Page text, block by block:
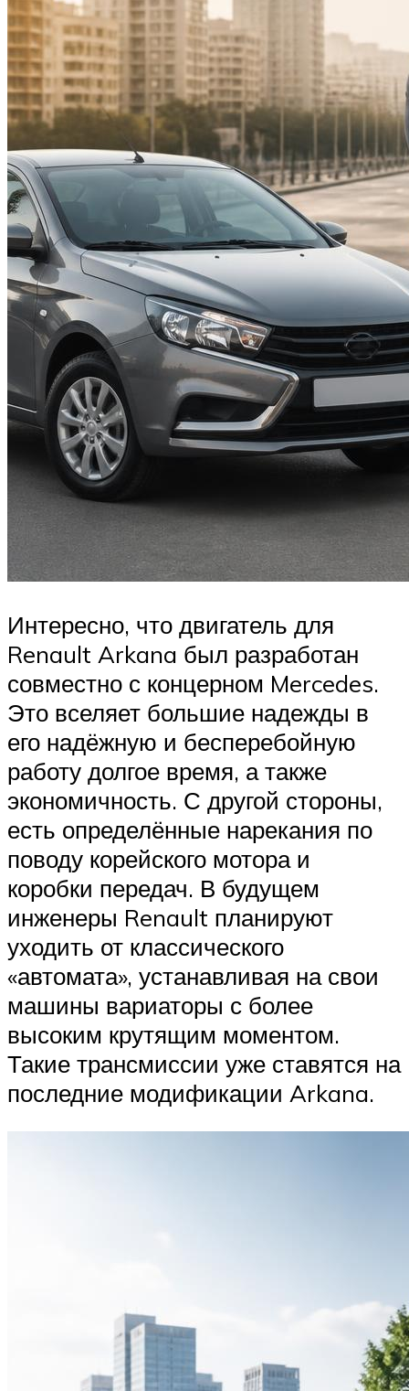
Интересно, что двигатель для
Renault Arkana был разработан
совместно с концерном Mercedes.
Это вселяет большие надежды в
его надёжную и бесперебойную
работу долгое время, а также
экономичность. С другой стороны,
есть определённые нарекания по
поводу корейского мотора и
коробки передач. В будущем
инженеры Renault планируют
уходить от классического
«автомата», устанавливая на свои
машины вариаторы с более
высоким крутящим моментом.
Такие трансмиссии уже ставятся на
последние модификации Arkana.